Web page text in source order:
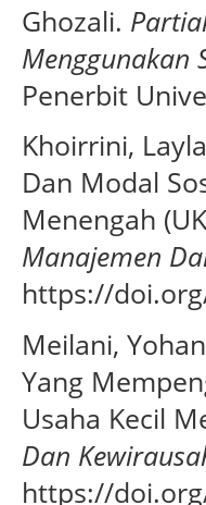
Ghozali.
Menggunakan
Penerbit
Khoirrini,
Dan Modal
Menengah
Manajemen
https://
Meilani,
Yang
Usaha Kecil
Dan
https://